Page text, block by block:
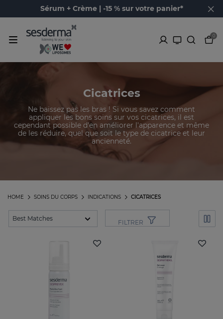
Sérum + Crème | -15 % sur votre panier*
0
Cicatrices
Ne baissez pas les bras ! Si vous savez comment
appliquer les bons soins sur vos cicatrices, il est
cependant possible d'en améliorer l'apparence et même
de les réduire, quel que soit le type de cicatrice et leur
ancienneté.
CICATRICES
INDICATIONS
SOINS DU CORPS
HOME
FILTRER